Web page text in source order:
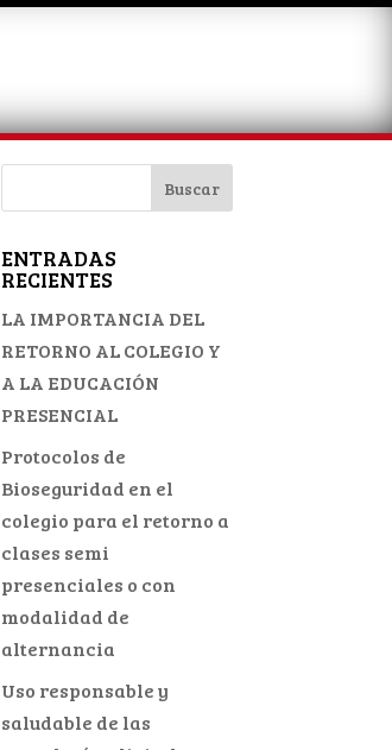
ENTRADAS
RECIENTES
LA IMPORTANCIA DEL
RETORNO AL COLEGIO Y
A LA EDUCACIÓN
PRESENCIAL
Protocolos de
Bioseguridad en el
colegio para el retorno a
clases semi
presenciales o con
modalidad de
alternancia
Uso responsable y
saludable de las